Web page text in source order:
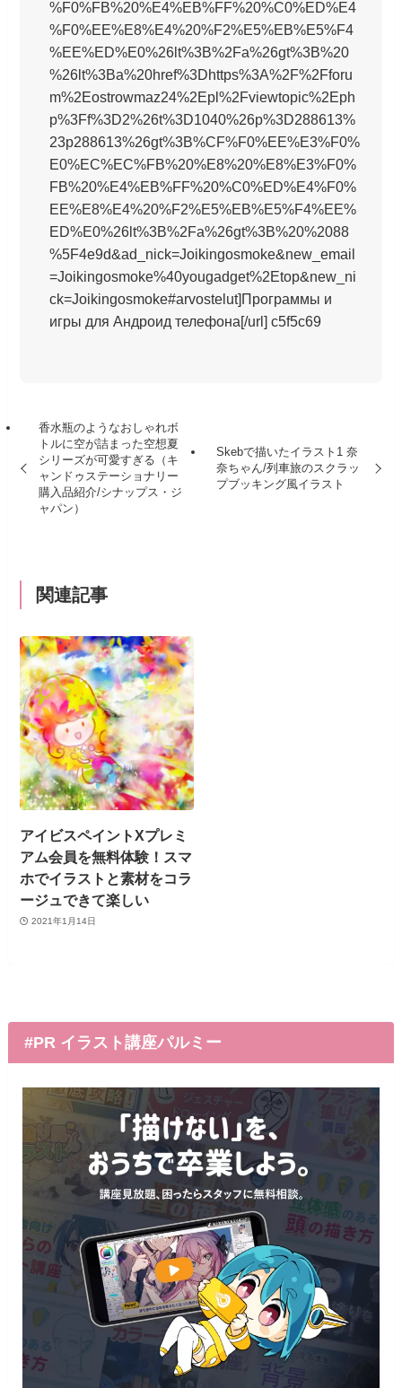
香水瓶のようなおしゃれボ
トルに空が詰まった空想夏
シリーズが可愛すぎる（キ
ャンドゥステーショナリー
購入品紹介/シナップス・ジ
ャパン）
Skebで描いたイラスト1 奈
奈ちゃん/列車旅のスクラッ
プブッキング風イラスト
関連記事
アイビスペイントXプレミ
アム会員を無料体験！スマ
ホでイラストと素材をコラ
ージュできて楽しい
2021年1月14日
%F0%FB%20%E4%EB%FF%20%C0%ED%E4
%F0%EE%E8%E4%20%F2%E5%EB%E5%F4
%EE%ED%E0%26lt%3B%2Fa%26gt%3B%20
%26lt%3Ba%20href%3Dhttps%3A%2F%2Fforu
m%2Eostrowmaz24%2Epl%2Fviewtopic%2Eph
p%3Ff%3D2%26t%3D1040%26p%3D288613%
23p288613%26gt%3B%CF%F0%EE%E3%F0%
E0%EC%EC%FB%20%E8%20%E8%E3%F0%
FB%20%E4%EB%FF%20%C0%ED%E4%F0%
EE%E8%E4%20%F2%E5%EB%E5%F4%EE%
ED%E0%26lt%3B%2Fa%26gt%3B%20%2088
%5F4e9d&ad_nick=Joikingosmoke&new_email
=Joikingosmoke%40yougadget%2Etop&new_ni
ck=Joikingosmoke#arvostelut]Программы и
игры для Андроид телефона[/url] c5f5c69
#PR イラスト講座パルミー